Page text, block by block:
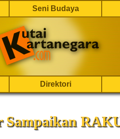
Seni Budaya
Direktori